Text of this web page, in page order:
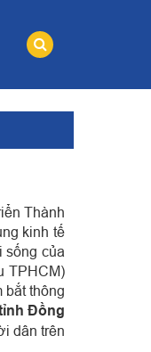
Thành
kinh tế
sống của
TPHCM)
bắt thông
Đồng
dân trên